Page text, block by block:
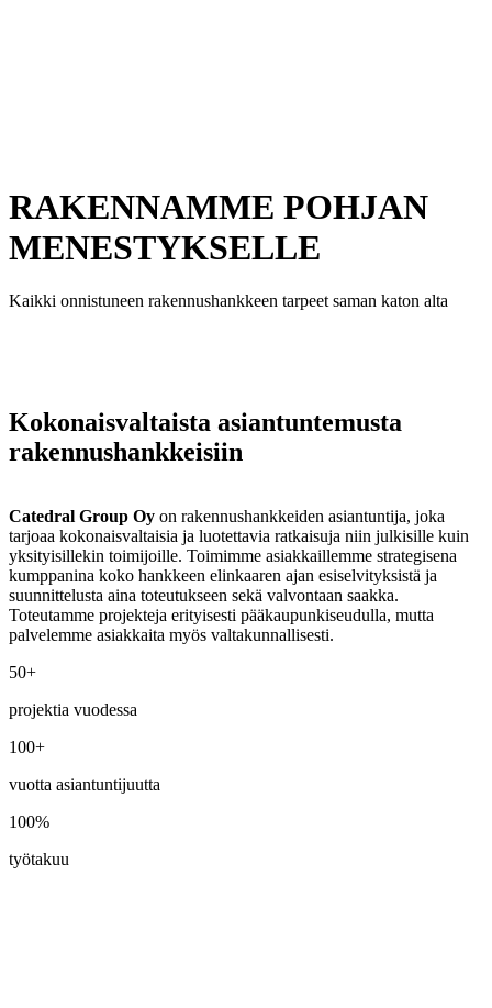
RAKENNAMME POHJAN
MENESTYKSELLE
Kaikki onnistuneen rakennushankkeen tarpeet saman katon alta
Kokonaisvaltaista asiantuntemusta
rakennushankkeisiin
Catedral Group Oy on rakennushankkeiden asiantuntija, joka
tarjoaa kokonaisvaltaisia ja luotettavia ratkaisuja niin julkisille kuin
yksityisillekin toimijoille. Toimimme asiakkaillemme strategisena
kumppanina koko hankkeen elinkaaren ajan esiselvityksistä ja
suunnittelusta aina toteutukseen sekä valvontaan saakka.
Toteutamme projekteja erityisesti pääkaupunkiseudulla, mutta
palvelemme asiakkaita myös valtakunnallisesti.
50+
projektia vuodessa
100+
vuotta asiantuntijuutta
100%
työtakuu